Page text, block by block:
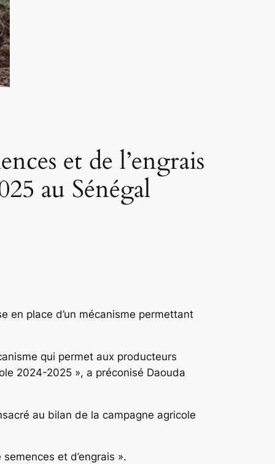
et de l’engrais
au Sénégal
en place d’un mécanisme permettant
qui permet aux producteurs
2024-2025 », a préconisé Daouda
au bilan de la campagne agricole
et d’engrais ».